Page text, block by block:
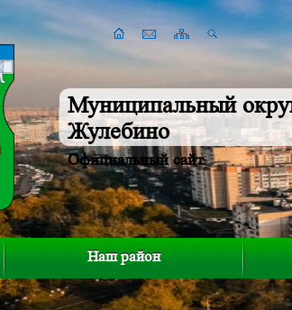
Муниципальный
Жулебино
Официальный сайт
Наш район